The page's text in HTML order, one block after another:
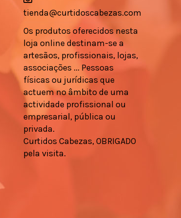
tienda@curtidoscabezas.com
Os produtos oferecidos nesta
loja online destinam-se a
artesãos, profissionais, lojas,
associações ... Pessoas
físicas ou jurídicas que
actuem no âmbito de uma
actividade profissional ou
empresarial, pública ou
privada.
Curtidos Cabezas, OBRIGADO
pela visita.